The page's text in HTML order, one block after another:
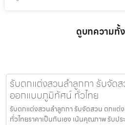
ดูบทความทั้
รับตกแต่งสวนลำลูกกา รับจัด
ออกแบบภูมิทัศน์ ทั่วไทย
รับตกแต่งสวนลำลูกกา รับจัดสวน ตกแ
ทั่วไทยราคาเป็นกันเอง เน้นคุณภาพ รับป